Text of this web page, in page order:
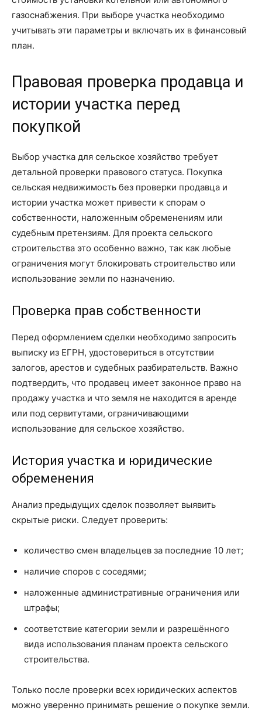
газоснабжения. При выборе участка необходимо
учитывать эти параметры и включать их в финансовый
план.
Правовая проверка продавца и
истории участка перед
покупкой
Выбор участка для сельское хозяйство требует
детальной проверки правового статуса. Покупка
сельская недвижимость без проверки продавца и
истории участка может привести к спорам о
собственности, наложенным обременениям или
судебным претензиям. Для проекта сельского
строительства это особенно важно, так как любые
ограничения могут блокировать строительство или
использование земли по назначению.
Проверка прав собственности
Перед оформлением сделки необходимо запросить
выписку из ЕГРН, удостовериться в отсутствии
залогов, арестов и судебных разбирательств. Важно
подтвердить, что продавец имеет законное право на
продажу участка и что земля не находится в аренде
или под сервитутами, ограничивающими
использование для сельское хозяйство.
История участка и юридические
обременения
Анализ предыдущих сделок позволяет выявить
скрытые риски. Следует проверить:
количество смен владельцев за последние 10 лет;
наличие споров с соседями;
наложенные административные ограничения или
штрафы;
соответствие категории земли и разрешённого
вида использования планам проекта сельского
строительства.
Только после проверки всех юридических аспектов
можно уверенно принимать решение о покупке земли.